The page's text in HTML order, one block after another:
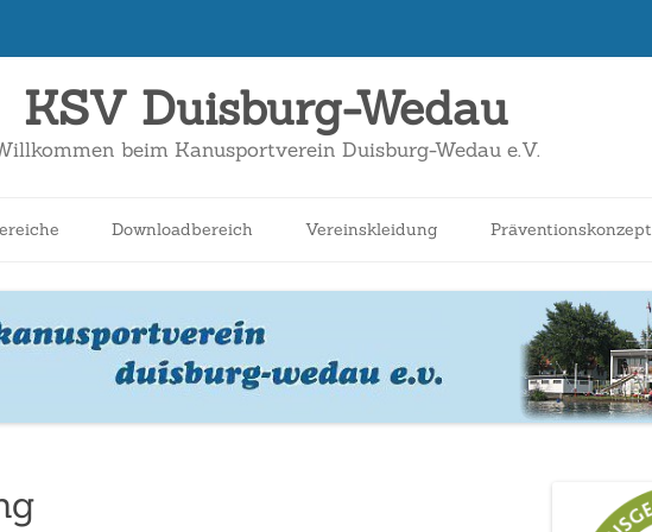
KSV Duisburg-Wedau
beim Kanusportverein Duisburg-Wedau e.V.
Inhalt
springen
Schüler*innen
Breitensport
Kanuslalom
Downloadbereich Vereinskleidung Präventionskonzept